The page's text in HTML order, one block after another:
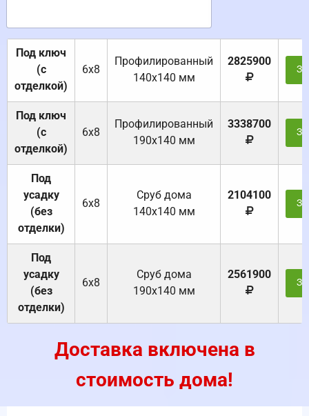
Под ключ
(с
отделкой)
6х8
Профилированный
140х140 мм
2825900
Под ключ
(с
отделкой)
6х8
Профилированный
190х140 мм
3338700
Под
усадку
(без
отделки)
6х8
Cруб дома
140х140 мм
2104100
Под
усадку
(без
отделки)
6х8
Cруб дома
190х140 мм
2561900
Доставка включена в
стоимость дома!